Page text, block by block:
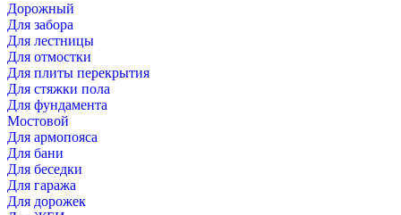
Дорожный
Для забора
Для лестницы
Для отмостки
Для плиты перекрытия
Для стяжки пола
Для фундамента
Мостовой
Для армопояса
Для бани
Для беседки
Для гаража
Для дорожек